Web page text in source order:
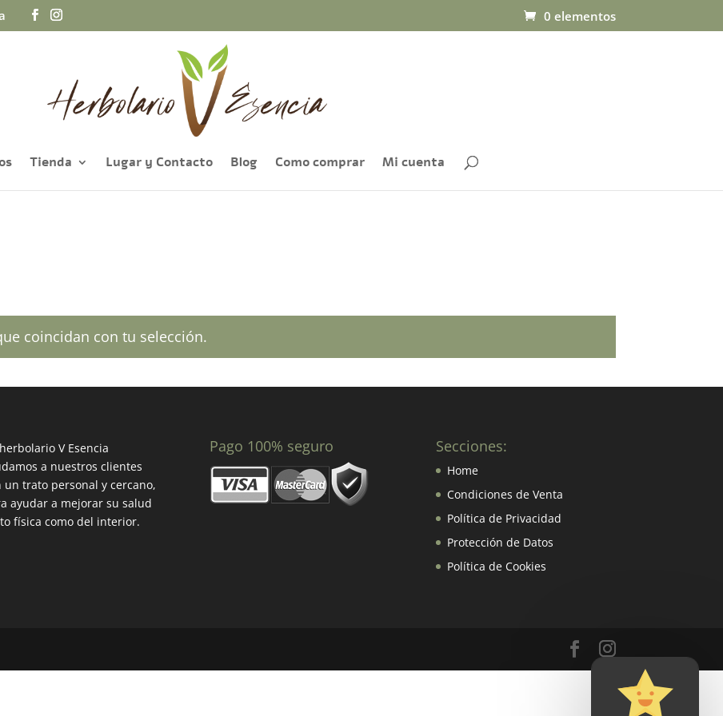
0 elementos
Tienda Lugar y Contacto Blog Como comprar Mi cuenta
coincidan con tu selección.
V Esencia
a nuestros clientes
un trato personal y cercano,
ayudar a mejorar su salud
física como del interior.
Pago 100% seguro Secciones:
Home
Condiciones de Venta
Política de Privacidad
Protección de Datos
Política de Cookies